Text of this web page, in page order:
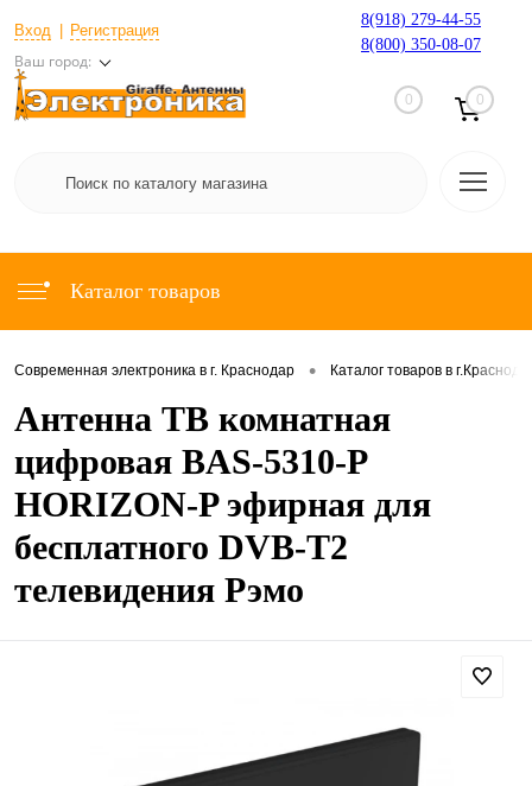
Вход Регистрация
Ваш город:
8(918) 279-44-55
8(800) 350-08-07
0 0
Каталог товаров
Современная электроника в г. Краснодар • Каталог товаров в
Антенна ТВ комнатная
цифровая BAS-5310-P
HORIZON-P эфирная для
бесплатного DVB-T2
телевидения Рэмо